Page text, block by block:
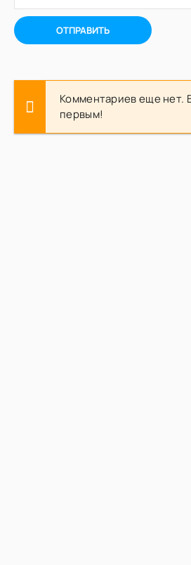
ОТПРАВИТЬ
Комментариев еще нет.
первым!